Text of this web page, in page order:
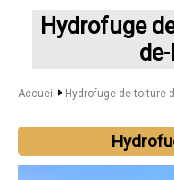
Hydrofuge
Accueil Hydrofuge de toiture